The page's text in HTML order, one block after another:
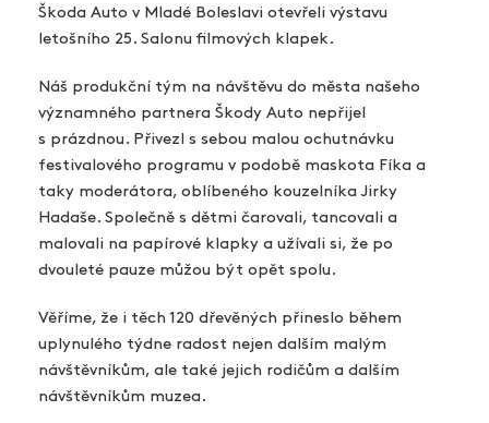
Škoda Auto v Mladé Boleslavi otevřeli výstavu
letošního 25. Salonu filmových klapek.
Náš produkční tým na návštěvu do města našeho
významného partnera Škody Auto nepřijel
s prázdnou. Přivezl s sebou malou ochutnávku
festivalového programu v podobě maskota Fíka a
taky moderátora, oblíbeného kouzelníka Jirky
Hadaše. Společně s dětmi čarovali, tancovali a
malovali na papírové klapky a užívali si, že po
dvouleté pauze můžou být opět spolu.
Věříme, že i těch 120 dřevěných přineslo během
uplynulého týdne radost nejen dalším malým
návštěvníkům, ale také jejich rodičům a dalším
návštěvníkům muzea.